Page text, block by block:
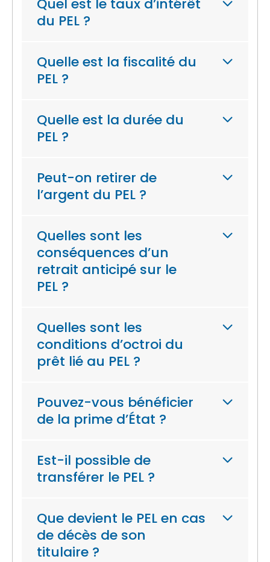
Quel est le taux d’intérêt
du PEL ?
Quelle est la fiscalité du
PEL ?
Quelle est la durée du
PEL ?
Peut-on retirer de
l’argent du PEL ?
Quelles sont les
conséquences d’un
retrait anticipé sur le
PEL ?
Quelles sont les
conditions d’octroi du
prêt lié au PEL ?
Pouvez-vous bénéficier
de la prime d’État ?
Est-il possible de
transférer le PEL ?
Que devient le PEL en cas
de décès de son
titulaire ?